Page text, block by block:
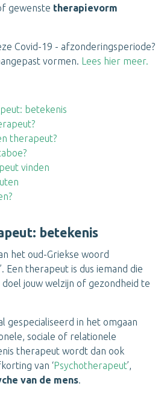
gewenste therapievorm
Covid-19 - afzonderingsperiode?
vormen.
Lees hier meer.
betekenis
therapeut?
vinden
betekenis
het oud-Griekse woord
Een therapeut is dus iemand die
jouw welzijn of gezondheid te
gespecialiseerd in het omgaan
sociale of relationele
therapeut wordt dan ook
van ‘Psychotherapeut’,
van de mens.